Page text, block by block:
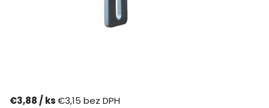
€3,88 / ks€3,15 bez DPH